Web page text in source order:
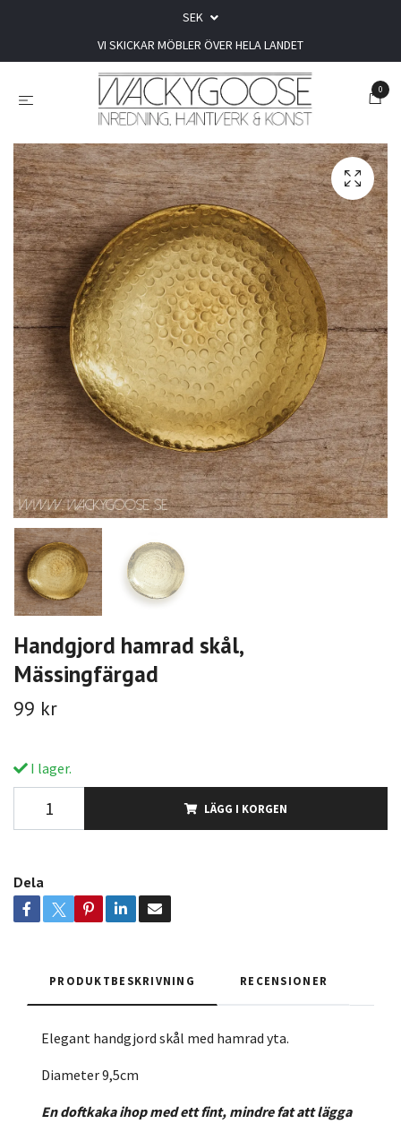
SEK
VI SKICKAR MÖBLER ÖVER HELA LANDET
0
Handgjord hamrad skål,
Mässingfärgad
99 kr
I lager.
LÄGG I KORGEN
Dela
PRODUKTBESKRIVNING RECENSIONER
Elegant handgjord skål med hamrad yta.
Diameter 9,5cm
En doftkaka ihop med ett fint, mindre fat att lägga